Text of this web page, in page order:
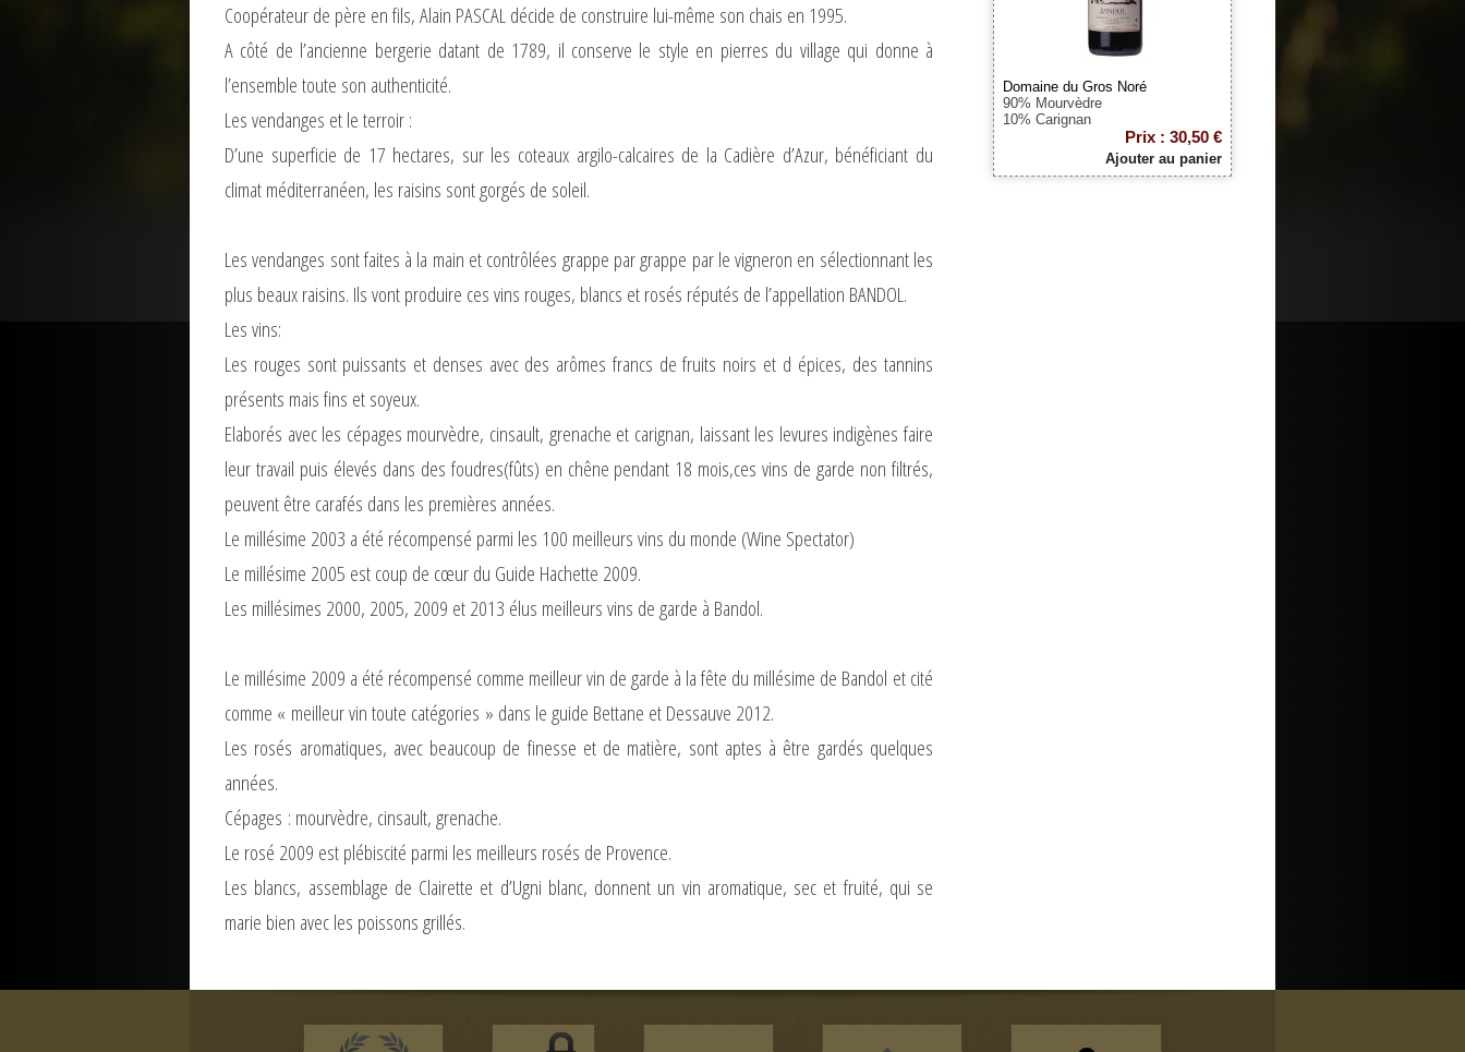
Coopérateur de père en fils, Alain PASCAL décide de construire lui-même son chais en 1995.
A côté de l’ancienne bergerie datant de 1789, il conserve le style en pierres du village qui donne à
l’ensemble toute son authenticité.
Les vendanges et le terroir :
D’une superficie de 17 hectares, sur les coteaux argilo-calcaires de la Cadière d’Azur, bénéficiant du
climat méditerranéen, les raisins sont gorgés de soleil.
Les vendanges sont faites à la main et contrôlées grappe par grappe par le vigneron en sélectionnant les
plus beaux raisins. Ils vont produire ces vins rouges, blancs et rosés réputés de l’appellation BANDOL.
Les vins:
Les rouges sont puissants et denses avec des arômes francs de fruits noirs et d épices, des tannins
présents mais fins et soyeux.
Elaborés avec les cépages mourvèdre, cinsault, grenache et carignan, laissant les levures indigènes faire
leur travail puis élevés dans des foudres(fûts) en chêne pendant 18 mois,ces vins de garde non filtrés,
peuvent être carafés dans les premières années.
Le millésime 2003 a été récompensé parmi les 100 meilleurs vins du monde (Wine Spectator)
Le millésime 2005 est coup de cœur du Guide Hachette 2009.
Les millésimes 2000, 2005, 2009 et 2013 élus meilleurs vins de garde à Bandol.
Le millésime 2009 a été récompensé comme meilleur vin de garde à la fête du millésime de Bandol et cité
comme « meilleur vin toute catégories » dans le guide Bettane et Dessauve 2012.
Les rosés aromatiques, avec beaucoup de finesse et de matière, sont aptes à être gardés quelques
années.
Cépages : mourvèdre, cinsault, grenache.
Le rosé 2009 est plébiscité parmi les meilleurs rosés de Provence.
Les blancs, assemblage de Clairette et d’Ugni blanc, donnent un vin aromatique, sec et fruité, qui se
marie bien avec les poissons grillés.
Domaine du Gros Noré
90% Mourvèdre
10% Carignan
Prix : 30,50 €
Ajouter au panier